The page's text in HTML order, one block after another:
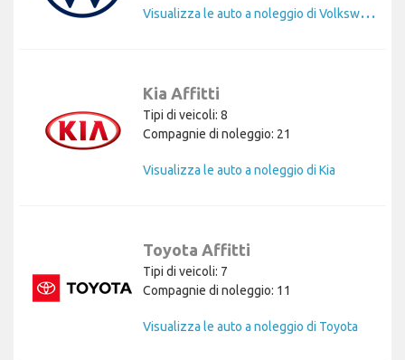
V
isualizza le auto a noleggio di Volkswagen
Kia Affitti
Tipi di veicoli: 8
Compagnie di noleggio: 21
Visualizza le auto a noleggio di Kia
Toyota Affitti
Tipi di veicoli: 7
Compagnie di noleggio: 11
Visualizza le auto a noleggio di Toyota